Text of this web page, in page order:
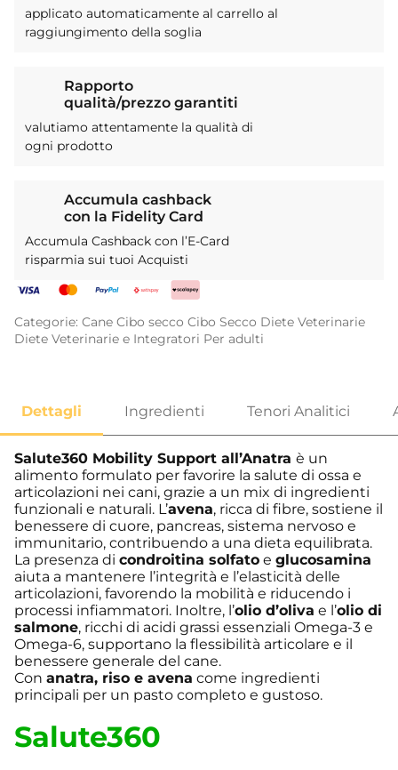
applicato automaticamente al carrello al
raggiungimento della soglia
Rapporto
qualità/prezzo garantiti
valutiamo attentamente la qualità di
ogni prodotto
Accumula cashback
con la Fidelity Card
Accumula Cashback con l’E-Card
risparmia sui tuoi Acquisti
Categorie: Cane Cibo secco Cibo Secco Diete Veterinarie
Diete Veterinarie e Integratori Per adulti
Salute360 Mobility Support all’Anatra è un
alimento formulato per favorire la salute di ossa e
articolazioni nei cani, grazie a un mix di ingredienti
funzionali e naturali. L’avena, ricca di fibre, sostiene il
benessere di cuore, pancreas, sistema nervoso e
immunitario, contribuendo a una dieta equilibrata.
La presenza di condroitina solfato e glucosamina
aiuta a mantenere l’integrità e l’elasticità delle
articolazioni, favorendo la mobilità e riducendo i
processi infiammatori. Inoltre, l’olio d’oliva e l’olio di
salmone, ricchi di acidi grassi essenziali Omega-3 e
Omega-6, supportano la flessibilità articolare e il
benessere generale del cane.
Con anatra, riso e avena come ingredienti
principali per un pasto completo e gustoso.
Salute360